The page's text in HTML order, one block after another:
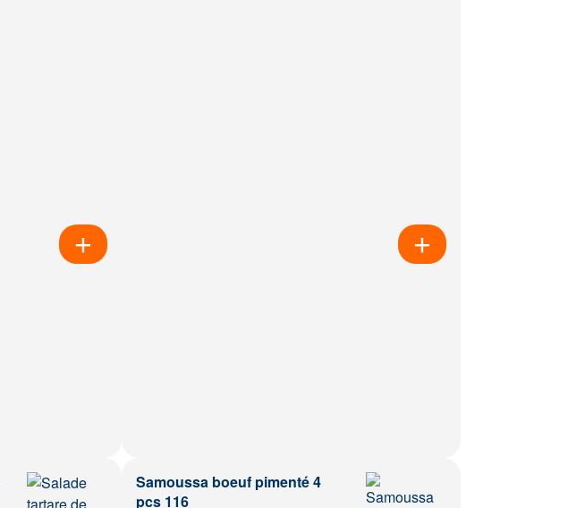
Samoussa boeuf pimenté 4
pcs 116